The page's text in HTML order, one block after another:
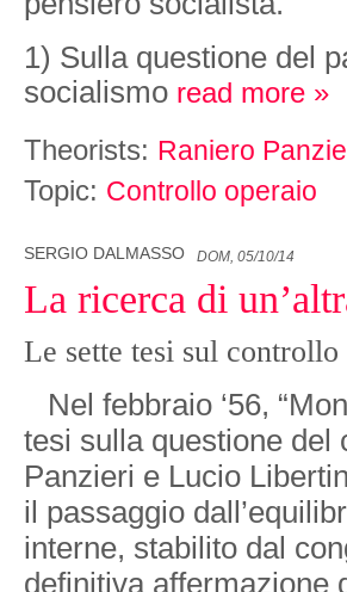
1) Sulla questione del
socialismo read more »
Theorists: Raniero
Topic: Controllo operaio
SERGIO DALMASSO DOM, 05/10/14
La ricerca di
Le sette tesi sul
Nel febbraio ‘56,
tesi sulla questione del
Panzieri e Lucio
il passaggio
interne, stabilito dal
definitiva affermazione